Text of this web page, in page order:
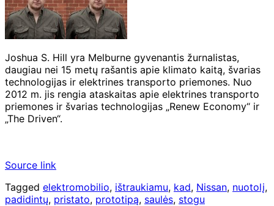
Joshua S. Hill yra Melburne gyvenantis žurnalistas,
daugiau nei 15 metų rašantis apie klimato kaitą, švarias
technologijas ir elektrines transporto priemones. Nuo
2012 m. jis rengia ataskaitas apie elektrines transporto
priemones ir švarias technologijas „Renew Economy“ ir
„The Driven“.
Source link
Tagged elektromobilio, ištraukiamu, kad, Nissan, nuotolį,
padidintų, pristato, prototipą, saulės, stogu